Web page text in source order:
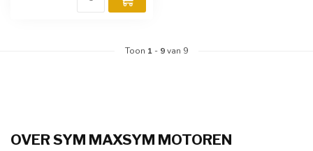
Toon 1 - 9van 9
OVER SYM MAXSYM MOTOREN